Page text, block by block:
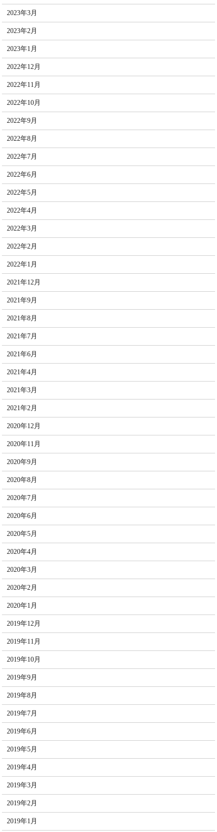
2023年3月
2023年2月
2023年1月
2022年12月
2022年11月
2022年10月
2022年9月
2022年8月
2022年7月
2022年6月
2022年5月
2022年4月
2022年3月
2022年2月
2022年1月
2021年12月
2021年9月
2021年8月
2021年7月
2021年6月
2021年4月
2021年3月
2021年2月
2020年12月
2020年11月
2020年9月
2020年8月
2020年7月
2020年6月
2020年5月
2020年4月
2020年3月
2020年2月
2020年1月
2019年12月
2019年11月
2019年10月
2019年9月
2019年8月
2019年7月
2019年6月
2019年5月
2019年4月
2019年3月
2019年2月
2019年1月